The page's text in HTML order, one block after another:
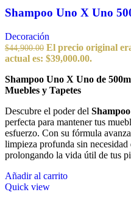
Shampoo Uno X Uno
Decoración
$44,900.00 El precio original
actual es: $39,000.00.
Shampoo Uno X Uno de
Muebles y Tapetes
Descubre el poder del
perfecta para mantener tus
esfuerzo. Con su fórmula
limpieza profunda sin
prolongando la vida útil de tus
Añadir al carrito
Quick view